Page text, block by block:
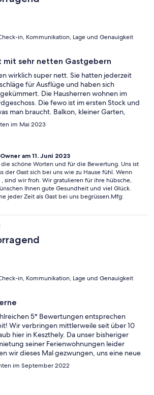
in, Kommunikation, Lage und Genauigkeit
mit sehr netten Gastgebern
wirklich super nett. Sie hatten jederzeit
für Ausflüge und haben sich
Die Hausherren wohnen im
Die fewo ist im ersten Stock und
man braucht. Balkon, kleiner Garten,
ist super. Es ist ein schöner Badestrand
befinden sich ein paar
im Mai 2023
am 11. Juni 2023
schöne Worten und für die Bewertung. Uns ist
der Gast sich bei uns wie zu Hause fühl. Wenn
sind wir froh. Wir gratulieren für ihre hübsche,
Ihnen gute Gesundheit und viel Glück.
jeder Zeit als Gast bei uns begrüssen.Mfg:
in, Kommunikation, Lage und Genauigkeit
5* Bewertungen entsprechen
Wir verbringen mittlerweile seit über 10
hier in Keszthely. Da unser bisheriger
seiner Ferienwohnungen leider
wir dieses Mal gezwungen, uns eine neue
Wochen des Jahres zu suchen. Mit
Jenö haben wir zwei äußerst
kennenlernen dürfen… immer
im September 2022